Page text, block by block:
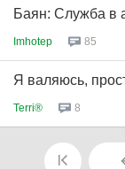
Баян: Служба в
Imhotep 85
Я валяюсь,
Terri® 8